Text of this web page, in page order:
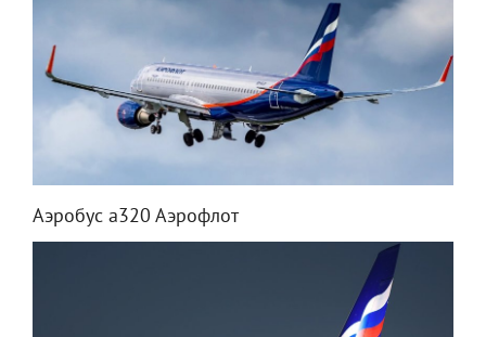
Аэробус а320 Аэрофлот